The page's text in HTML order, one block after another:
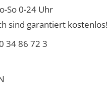
So 0-24 Uhr
sind garantiert kostenlos!
34 86 72 3